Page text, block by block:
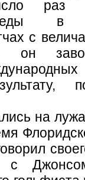
в
с
на
с